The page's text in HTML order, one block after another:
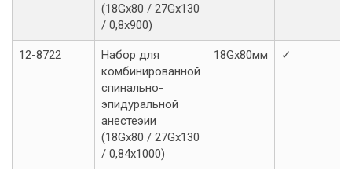
(18Gx80 / 27Gx130
/ 0,8x900)
12-8722
Набор для
комбинированной
спинально-
эпидуральной
анестеэии
(18Gx80 / 27Gx130
/ 0,84x1000)
18Gx80мм ✓